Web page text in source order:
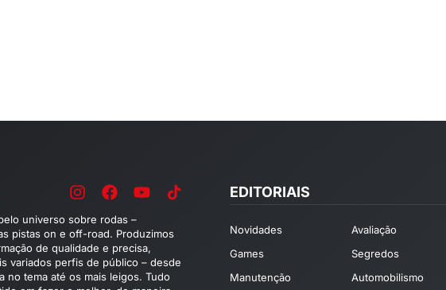
universo sobre rodas –
pistas on e off-road. Produzimos
de qualidade e precisa,
variados perfis de público – desde
no tema até os mais leigos. Tudo
EDITORIAIS
Novidades Avaliação
Games
Segredos
Manutenção
Automobilismo